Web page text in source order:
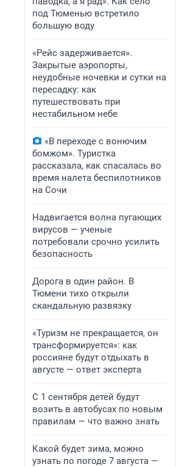
под Тюменью встретило
большую воду
«Рейс задерживается».
Закрытые аэропорты,
неудобные ночевки и сутки на
пересадку: как
путешествовать при
нестабильном небе
«В переходе с вонючим
бомжом». Туристка
рассказала, как спасалась во
время налета беспилотников
на Сочи
Надвигается волна пугающих
вирусов — ученые
потребовали срочно усилить
безопасность
Дорога в один район. В
Тюмени тихо открыли
скандальную развязку
«Туризм не прекращается, он
трансформируется»: как
россияне будут отдыхать в
августе — ответ эксперта
С 1 сентября детей будут
возить в автобусах по новым
правилам — что важно знать
Какой будет зима, можно
узнать по погоде 7 августа —